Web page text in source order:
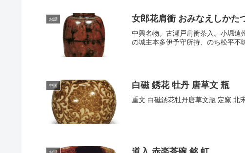
お話 女郎花肩衝 おみなえしかた
中興名物。古瀬戸肩衝茶入。小堀遠
の城主本多伊予守所持、のち松平不
中国 白磁 銹花 牡丹 唐草文 瓶
重文 白磁銹花牡丹唐草文瓶 定窯 北